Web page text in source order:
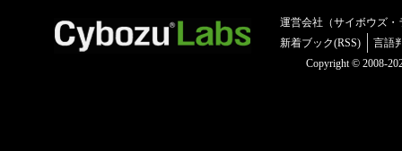
運営会社（サイボウズ・
新着ブック(RSS)
言語
Copyright © 2008-